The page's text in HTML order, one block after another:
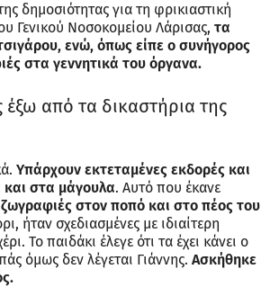
δημοσιότητας για τη φρικιαστική
Γενικού Νοσοκομείου Λάρισας, τα
ενώ, όπως είπε ο συνήγορος
στα γεννητικά του όργανα.
έξω από τα δικαστήρια της
Υπάρχουν εκτεταμένες εκδορές και
και στα μάγουλα. Αυτό που έκανε
ζωγραφιές στον ποπό και στο πέος του
ήταν σχεδιασμένες με ιδιαίτερη
Το παιδάκι έλεγε ότι τα έχει κάνει ο
όμως δεν λέγεται Γιάννης. Ασκήθηκε